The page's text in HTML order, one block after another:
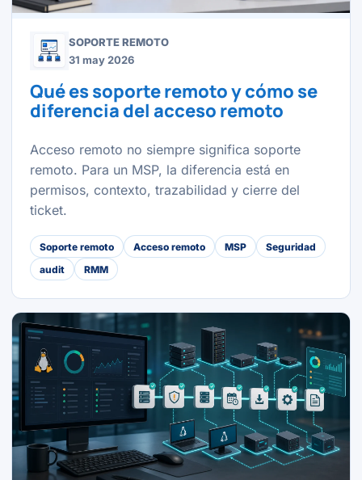
SOPORTE REMOTO
31 may 2026
Qué es soporte remoto y cómo se
diferencia del acceso remoto
Acceso remoto no siempre significa soporte
remoto. Para un MSP, la diferencia está en
permisos, contexto, trazabilidad y cierre del
ticket.
Soporte remoto Acceso remoto MSP
Seguridad
audit
RMM